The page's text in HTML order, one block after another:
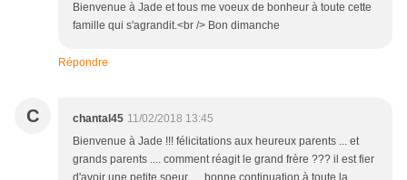
Bienvenue à Jade et tous me voeux de bonheur à toute cette
famille qui s'agrandit.<br /> Bon dimanche
Répondre
C chantal45 11/02/2018 13:45
Bienvenue à Jade !!! félicitations aux heureux parents ... et
grands parents .... comment réagit le grand frère ??? il est fier
d'avoir une petite soeur .... bonne continuation à toute la